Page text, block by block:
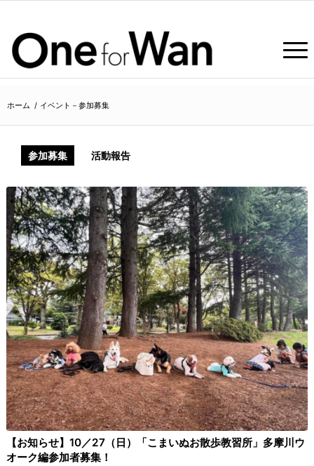
ホーム / イベント－参加募集
参加募集 活動報告
【お知らせ】10／27（日）「こまいぬお散歩教習所」多摩川ウ
オーク編参加者募集！